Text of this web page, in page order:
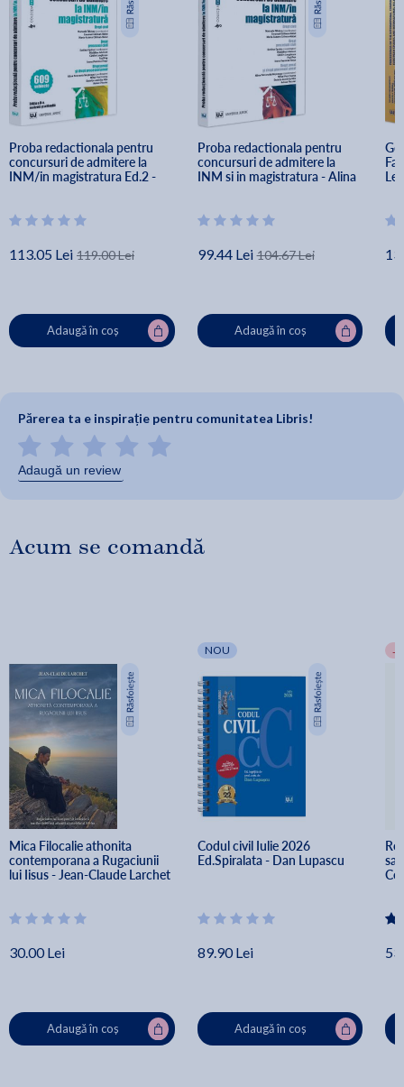
Proba redactionala pentru
concursuri de admitere la
INM/in magistratura Ed.2 -
Mosneagu
113.05 Lei 119.00 Lei
Adaugă în coș
Proba redactionala pentru
concursuri de admitere la
INM si in magistratura - Alina
Oprina
99.44 Lei 104.67 Lei
Adaugă în coș
Părerea ta e inspirație pentru comunitatea Libris!
Adaugă un review
Acum se comandă
Mica Filocalie athonita
contemporana a Rugaciunii
lui Iisus - Jean-Claude Larchet
30.00 Lei
Adaugă în coș
NOU
Codul civil Iulie 2026
Ed.Spiralata - Dan Lupascu
89.90 Lei
Adaugă în coș
-